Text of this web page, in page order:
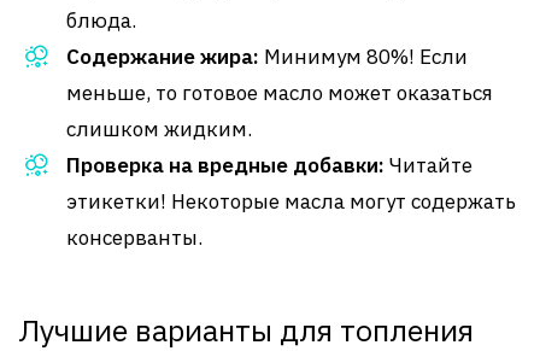
блюда.
Содержание жира: Минимум 80%! Если
меньше, то готовое масло может оказаться
слишком жидким.
Проверка на вредные добавки: Читайте
этикетки! Некоторые масла могут содержать
консерванты.
Лучшие варианты для топления